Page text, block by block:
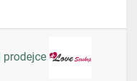
prodejce